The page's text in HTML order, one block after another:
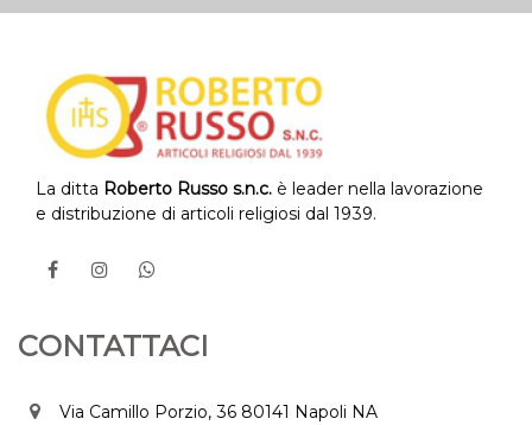
La ditta Roberto Russo s.n.c. è leader nella lavorazione
e distribuzione di articoli religiosi dal 1939.
CONTATTACI
Via Camillo Porzio, 36 80141 Napoli NA